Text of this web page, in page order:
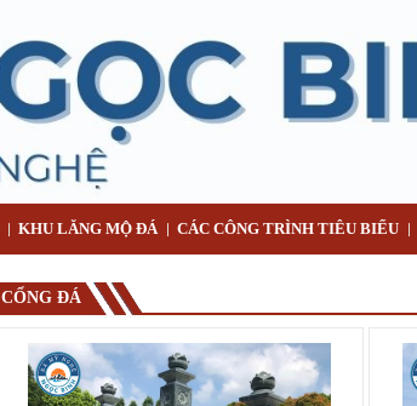
KHU LĂNG MỘ ĐÁ CÁC CÔNG TRÌNH TIÊU BIỂU
CỔNG ĐÁ